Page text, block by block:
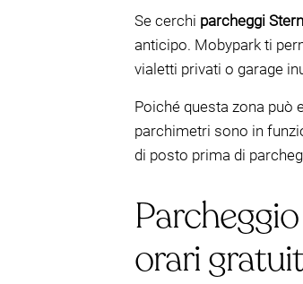
Se cerchi parcheggi Stern
anticipo. Mobypark ti
vialetti privati o garage
Poiché questa zona può
parchimetri sono in
di posto prima di
orari